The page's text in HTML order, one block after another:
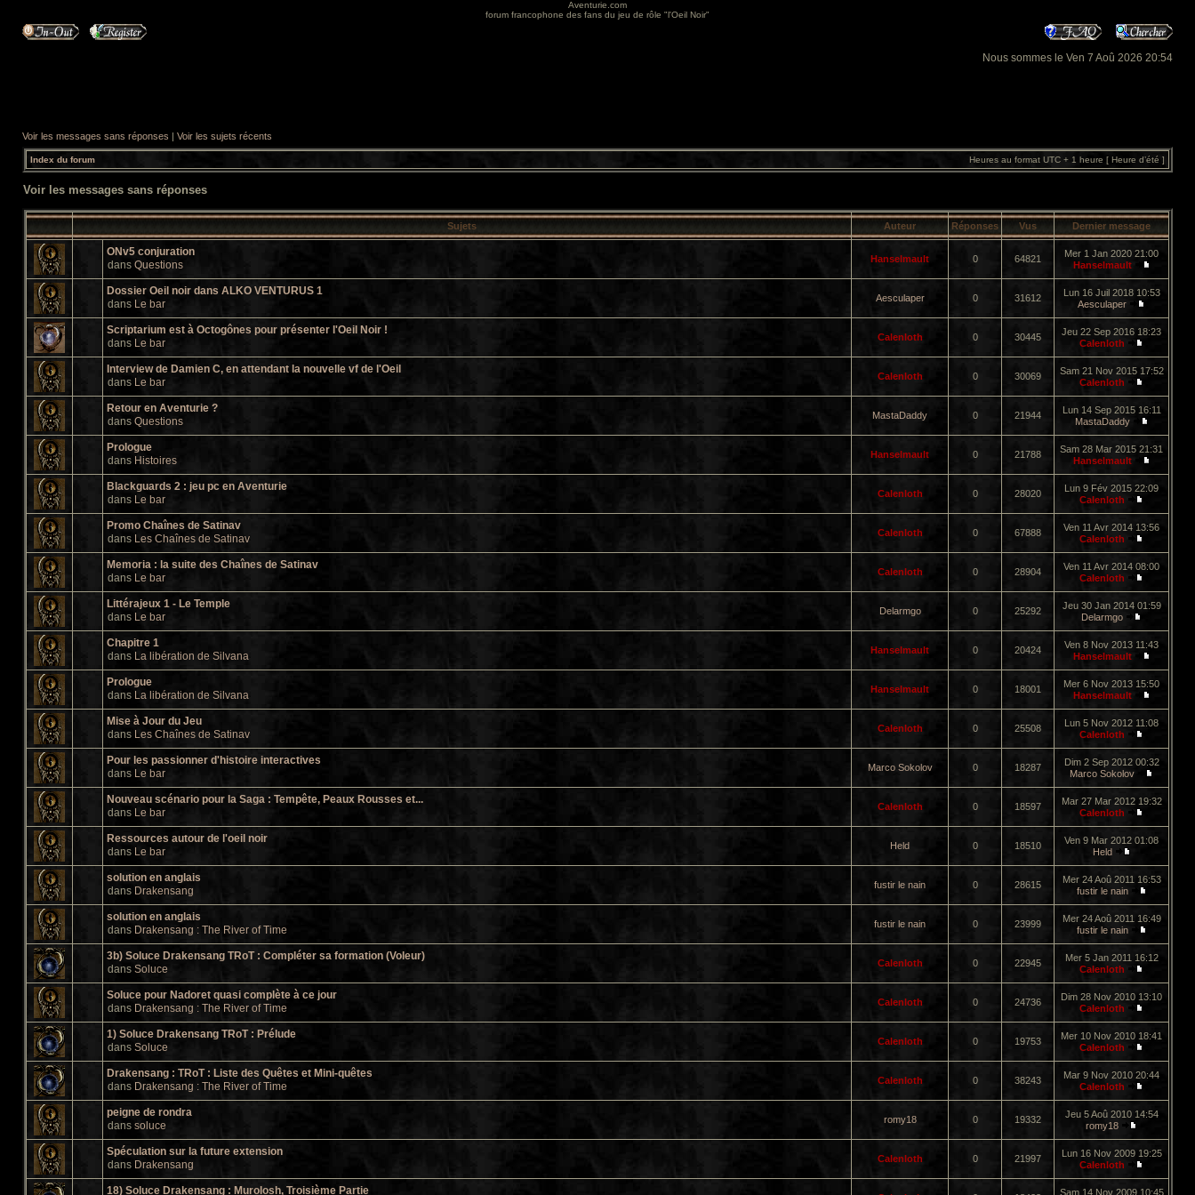
Aventurie.com
forum francophone des fans du jeu de rôle "l'Oeil Noir"
Nous sommes le Ven 7 Aoû 2026 20:54
Voir les messages sans réponses | Voir les sujets récents
Index du forum Heures au format UTC + 1 heure [ Heure d’été ]
Voir les messages sans réponses
Sujets Auteur Réponses Vus Dernier message
ONv5 conjuration
dans Questions Hanselmault 0 64821
Mer 1 Jan 2020 21:00
Hanselmault
Dossier Oeil noir dans ALKO VENTURUS 1
dans Le bar Aesculaper 0 31612
Lun 16 Juil 2018 10:53
Aesculaper
Scriptarium est à Octogônes pour présenter l'Oeil Noir !
dans Le bar Calenloth 0 30445
Jeu 22 Sep 2016 18:23
Calenloth
Interview de Damien C, en attendant la nouvelle vf de l'Oeil
dans Le bar Calenloth 0 30069
Sam 21 Nov 2015 17:52
Calenloth
Retour en Aventurie ?
dans Questions MastaDaddy 0 21944
Lun 14 Sep 2015 16:11
MastaDaddy
Prologue
dans Histoires Hanselmault 0 21788
Sam 28 Mar 2015 21:31
Hanselmault
Blackguards 2 : jeu pc en Aventurie
dans Le bar Calenloth 0 28020
Lun 9 Fév 2015 22:09
Calenloth
Promo Chaînes de Satinav
dans Les Chaînes de Satinav Calenloth 0 67888
Ven 11 Avr 2014 13:56
Calenloth
Memoria : la suite des Chaînes de Satinav
dans Le bar Calenloth 0 28904
Ven 11 Avr 2014 08:00
Calenloth
Littérajeux 1 - Le Temple
dans Le bar Delarmgo 0 25292
Jeu 30 Jan 2014 01:59
Delarmgo
Chapitre 1
dans La libération de Silvana Hanselmault 0 20424
Ven 8 Nov 2013 11:43
Hanselmault
Prologue
dans La libération de Silvana Hanselmault 0 18001
Mer 6 Nov 2013 15:50
Hanselmault
Mise à Jour du Jeu
dans Les Chaînes de Satinav Calenloth 0 25508
Lun 5 Nov 2012 11:08
Calenloth
Pour les passionner d'histoire interactives
dans Le bar Marco Sokolov 0 18287
Dim 2 Sep 2012 00:32
Marco Sokolov
Nouveau scénario pour la Saga : Tempête, Peaux Rousses et...
dans Le bar Calenloth 0 18597
Mar 27 Mar 2012 19:32
Calenloth
Ressources autour de l'oeil noir
dans Le bar Held 0 18510
Ven 9 Mar 2012 01:08
Held
solution en anglais
dans Drakensang fustir le nain 0 28615
Mer 24 Aoû 2011 16:53
fustir le nain
solution en anglais
dans Drakensang : The River of Time fustir le nain 0 23999
Mer 24 Aoû 2011 16:49
fustir le nain
3b) Soluce Drakensang TRoT : Compléter sa formation (Voleur)
dans Soluce Calenloth 0 22945
Mer 5 Jan 2011 16:12
Calenloth
Soluce pour Nadoret quasi complète à ce jour
dans Drakensang : The River of Time Calenloth 0 24736
Dim 28 Nov 2010 13:10
Calenloth
1) Soluce Drakensang TRoT : Prélude
dans Soluce Calenloth 0 19753
Mer 10 Nov 2010 18:41
Calenloth
Drakensang : TRoT : Liste des Quêtes et Mini-quêtes
dans Drakensang : The River of Time Calenloth 0 38243
Mar 9 Nov 2010 20:44
Calenloth
peigne de rondra
dans soluce romy18 0 19332
Jeu 5 Aoû 2010 14:54
romy18
Spéculation sur la future extension
dans Drakensang Calenloth 0 21997
Lun 16 Nov 2009 19:25
Calenloth
18) Soluce Drakensang : Murolosh, Troisième Partie Sam 14 Nov 2009 10:45